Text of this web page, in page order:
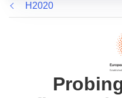
nowym
oknie)
H2020